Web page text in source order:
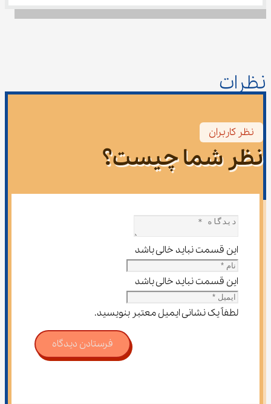
نظرات
نظر کاربران
نظر شما چیست؟
این قسمت نباید خالی باشد
این قسمت نباید خالی باشد
لطفاً یک نشانی ایمیل معتبر بنویسید.
فرستادن دیدگاه